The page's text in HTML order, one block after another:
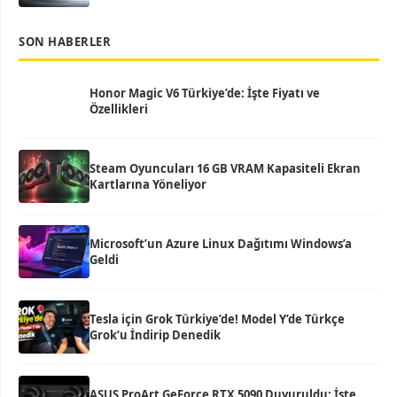
SON HABERLER
Honor Magic V6 Türkiye’de: İşte Fiyatı ve
Özellikleri
Steam Oyuncuları 16 GB VRAM Kapasiteli Ekran
Kartlarına Yöneliyor
Microsoft’un Azure Linux Dağıtımı Windows’a
Geldi
Tesla için Grok Türkiye’de! Model Y’de Türkçe
Grok’u İndirip Denedik